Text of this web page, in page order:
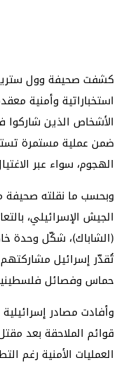
كشفت صحيفة وول ستريت
استخباراتية وأمنية
ضمن عملية مستمرة
الهجوم، سواء عبر
وبحسب ما نقلته صحيفة
الجيش الإسرائيلي،
(الشاباك)، شكّل وحدة
تُقدّر إسرائيل
حماس وفصائل
وأفادت مصادر
قوائم الملاحقة بعد
العمليات الأمنية رغم